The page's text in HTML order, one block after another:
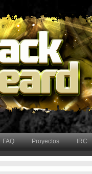
FAQ Proyectos IRC